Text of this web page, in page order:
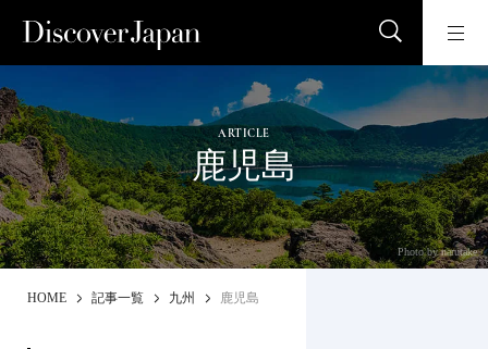
ARTICLE
鹿児島
Photo by narutake
HOME 記事一覧 九州 鹿児島